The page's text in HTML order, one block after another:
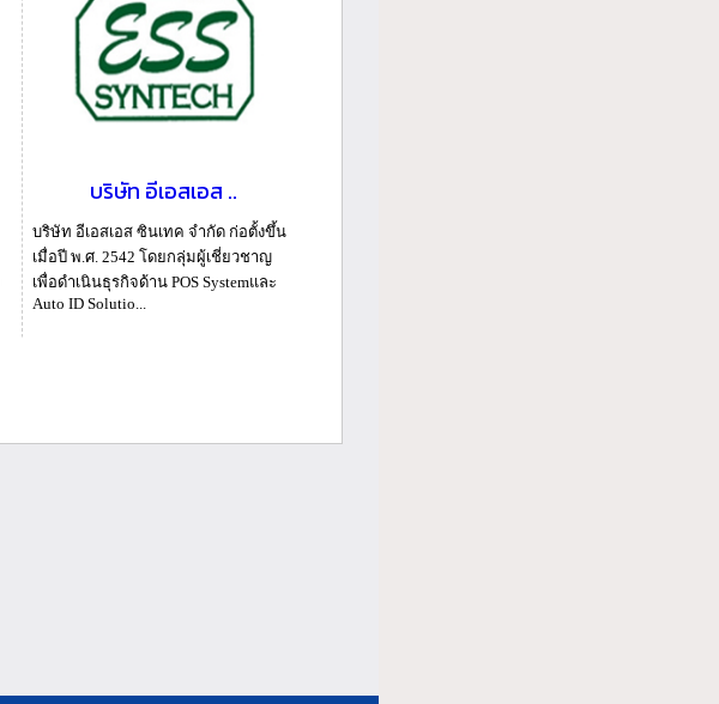
บริษัท อีเอสเอส ..
บริษัท อีเอสเอส ซินเทค จำกัด ก่อตั้งขึ้น
เมื่อปี พ.ศ. 2542 โดยกลุ่มผู้เชี่ยวชาญ
เพื่อดำเนินธุรกิจด้าน POS Systemและ
Auto ID Solutio...